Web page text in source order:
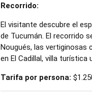
Recorrido:
El visitante descubre el
de Tucumán. El recorrido
Nougués, las vertiginosas
en El Cadillal, villa turística
Tarifa por persona: